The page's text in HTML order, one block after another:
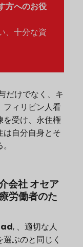
へのお役
、十分な資
だけでなく、キ
フィリピン人看
を受け、永住権
は自分自身とそ
会社オセア
労働者のた
, 、適切な人
ぶのと同じく